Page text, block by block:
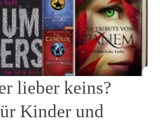
lieber keins?
Kinder und